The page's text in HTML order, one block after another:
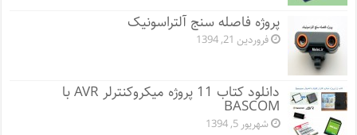
پروژه فاصله سنج آلتراسونیک
فروردین 21, 1394
دانلود کتاب 11 پروژه میکروکنترلر AVR با
BASCOM
شهریور 5, 1394